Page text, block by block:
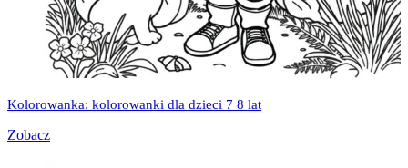
Kolorowanka: kolorowanki dla dzieci 7 8 lat
Zobacz